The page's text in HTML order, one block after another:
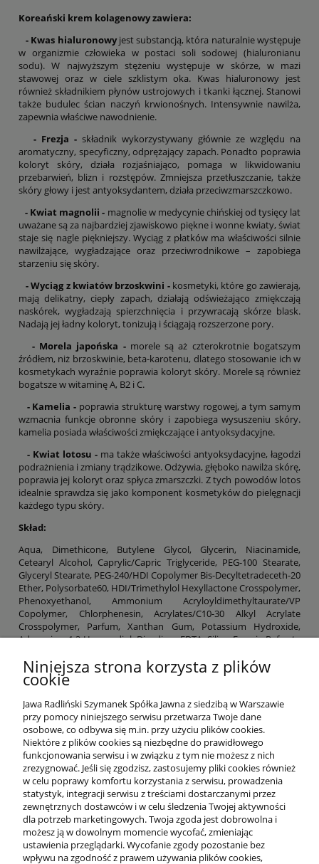
Koreański krem kolagenowy zawiera:
- Kwas hialuronowyjest substancją, która naturalnie występuje
w organizmie człowieka w postaci soli sodowej (hialuronianu
sodu). W najwyższym stężeniu występuje w skórze, w mazi
stawowej oraz w ciele szklistym oka. Kwas hialuronowy jest
również składnikiem płynów ustrojowych i tkanki łącznej. Stanowi
także budulec ścian naczyń krwionośnych. Intensywnie nawilża,
zapewnia właściwe nawodnienie.
- Frezja - składnik wykorzystywany głównie ze względu na
aromatyczny, specyficzny, odprężający zapach. Ponadto poprawia
koloryt skóry, działa rozjaśniająco, pomaga w likwidowaniu
przebarwień, blizn i rozstępów. Zmniejsza przetłuszczanie, także
skóry głowy i jest antyoksydantem, działa przeciwzmarszczkowo.
- Kwiat magnolii - magnolie w medycynie chińskiej od tysięcy lat
uważane są za najbardziej zjawiskowo piękne i wonne kwiaty, świat
staje się nagle piękniejszy. Wyciąg z płatków ma właściwości silnie
nawilżające, wygładzające oraz przeciwrodnikowe – zapobiega
starzeniu się skóry.
- Wyciąg z kwiatów brzoskwini -kosmetyki, które go zawierają,
mają delikatny, ciepły zapach, działają odświeżająco zmiękczają
naskórek, wygładzają spierzchnięcia i przywracają skórze blask.
Nadają jej ładny koloryt, tonizują i ściągają rozszerzone pory.
- Morela japońska -morele są aż czterokrotnie bogatszym
źródłem, niż brzoskwinie, beta-karotenu, dlatego stosowanie ich w
kosmetykach wyraźnie poprawia koloryt skóry. Morele są również
bogatsze w witaminę A, B2 i C.
- Kamelia - poprawia strukturę warstwy rogowej, a tym samym
wzmacnia funkcje obronne skóry i zapobiega wysuszeniu skóry.
kamelia posiada właściwości zmiękczające i antyoksydacyjne.
- Kwiat lotosu - ma także właściwości antyoksydacyjne, łagodzi
podrażnienia i zmiany trądzikowe. Odżywia, głęboko nawilża skórę,
poprawia jej koloryt oraz spłyca zmarszczki. Z tych powodów lotos
idealnie sprawdza się jako komponent kosmetyków do pielęgnacji
każdego typu skóry.
Skład:
Aqua, Dimethicone, Butylene Glycol, Glycerin, Niacinamide,
Cetearyl Alcohol, Caprylic/Capric Triglyceride, PEG-100 Stearate,
Glyceryl Stearate, PEG-240/HDI Copolymer Bis-Decyltetradeceth-20
Ether, Polysorbate60, HDI/Trimethylol Hexyllactone Crosspolymer,
Phenoxyethanol, Ammonium Acryloyldimethyltaurate/VP
Copolymer, Chlorphenesin, Acrylates/C10-30 Alkyl Acrylate
Crosspolymer, Parfum, Xanthan Gum, Potassium Hydroxide,
Adenosine, 1,2-Hexanediol, Disodium EDTA, Silica, Freesia Refracta
Extract, Prunus Mume Flower Extract, Nelumbo Nucifera Flower
Extract, Magnolia Kobus Branch/Flower/Leaf Extract, Camellia
OFERTA
O NAS
INFORMACJE
Niniejsza strona korzysta z plików
cookie
Jawa Radliński Szymanek Spółka Jawna z siedzibą w Warszawie
przy pomocy niniejszego serwisu przetwarza Twoje dane
osobowe, co odbywa się m.in. przy użyciu plików cookies.
Niektóre z plików cookies są niezbędne do prawidłowego
funkcjonowania serwisu i w związku z tym nie możesz z nich
zrezygnować. Jeśli się zgodzisz, zastosujemy pliki cookies również
w celu poprawy komfortu korzystania z serwisu, prowadzenia
statystyk, integracji serwisu z treściami dostarczanymi przez
zewnętrznych dostawców i w celu śledzenia Twojej aktywności
dla potrzeb marketingowych. Twoja zgoda jest dobrowolna i
możesz ją w dowolnym momencie wycofać, zmieniając
ustawienia przeglądarki. Wycofanie zgody pozostanie bez
wpływu na zgodność z prawem używania plików cookies,